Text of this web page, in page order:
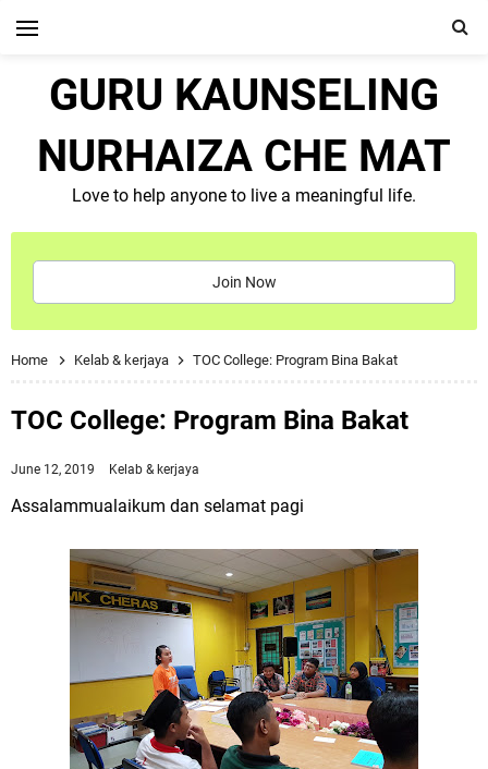
GURU KAUNSELING
NURHAIZA CHE MAT
Love to help anyone to live a meaningful life.
Join Now
Home Kelab & kerjaya TOC College: Program Bina Bakat
TOC College: Program Bina Bakat
June 12, 2019 Kelab & kerjaya
Assalammualaikum dan selamat pagi